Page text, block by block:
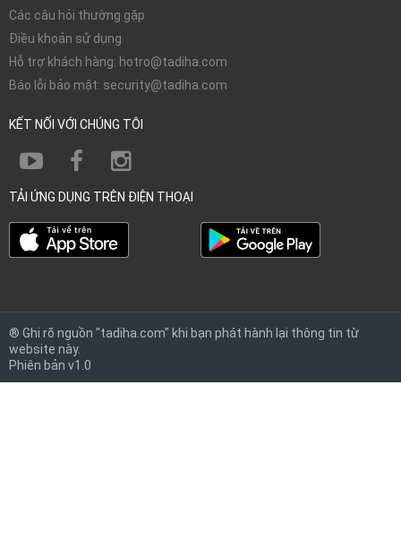
Các câu hỏi thường gặp
Điều khoản sử dụng
Hỗ trợ khách hàng: hotro@tadiha.com
Báo lỗi bảo mật: security@tadiha.com
KẾT NỐI VỚI CHÚNG TÔI
TẢI ỨNG DỤNG TRÊN ĐIỆN THOẠI
® Ghi rõ nguồn "tadiha.com" khi bạn phát hành lại thông tin từ
website này.
Phiên bản v1.0